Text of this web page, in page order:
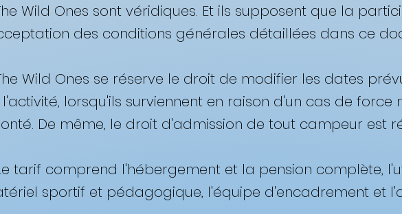
Wild Ones sont véridiques. Et ils supposent que la
des conditions générales détaillées dans ce
Wild Ones se réserve le droit de modifier les dates
lorsqu'ils surviennent en raison d'un cas de
De même, le droit d'admission de tout campeur est
tarif comprend l'hébergement et la pension complète,
sportif et pédagogique, l'équipe d'encadrement et